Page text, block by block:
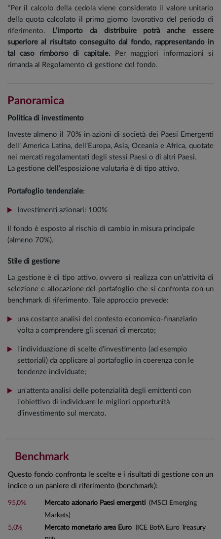
*Per il calcolo della cedola viene considerato il valore unitario
della quota calcolato il primo giorno lavorativo del periodo di
riferimento.
L’importo da distribuire potrà anche essere
superiore al risultato conseguito dal fondo, rappresentando in
tal caso rimborso di capitale.Per maggiori informazioni si
rimanda al Regolamento di gestione del fondo.
Panoramica
Politica di investimento
Investe almeno il 70% in azioni di società dei Paesi Emergenti
dell’ America Latina, dell’Europa, Asia, Oceania e Africa, quotate
nei mercati regolamentati degli stessi Paesi o di altri Paesi.
La gestione dell’esposizione valutaria è di tipo attivo.
Portafoglio tendenziale:
Investimenti azionari: 100%
Il fondo è esposto al rischio di cambio in misura principale
(almeno 70%).
Stile di gestione
La gestione è di tipo attivo, ovvero si realizza con un’attività di
selezione e allocazione del portafoglio che si confronta con un
benchmark di riferimento. Tale approccio prevede:
una costante analisi del contesto economico-finanziario
volta a comprendere gli scenari di mercato;
l'individuazione di scelte d'investimento (ad esempio
settoriali) da applicare al portafoglio in coerenza con le
tendenze individuate;
un'attenta analisi delle potenzialità degli emittenti con
l'obiettivo di individuare le migliori opportunità
d’investimento sul mercato.
Benchmark
Questo fondo confronta le scelte e i risultati di gestione con un
indice o un paniere di riferimento (benchmark):
95,0% Mercato azionario Paesi emergenti(MSCI Emerging
Markets)
5,0%
Mercato monetario area Euro (ICE BofA Euro Treasury